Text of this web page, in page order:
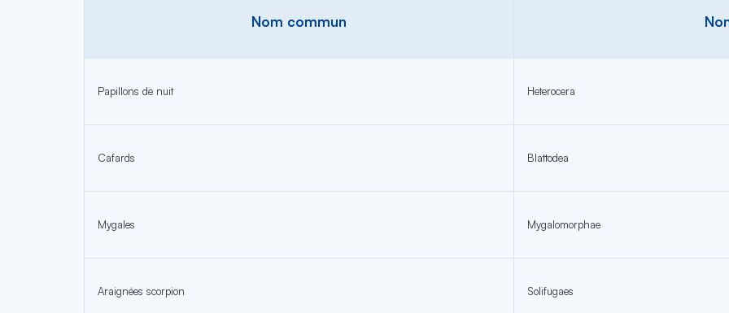
Nom commun
Papillons de nuit Heterocera
Cafards Blattodea
Mygales Mygalomorphae
Araignées scorpion Solifugaes